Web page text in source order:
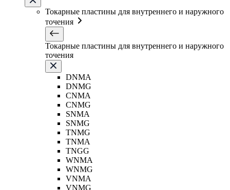
Токарные пластины для внутреннего и наружного
точения
Токарные пластины для внутреннего и наружного
точения
DNMA
DNMG
CNMA
CNMG
SNMA
SNMG
TNMG
TNMA
TNGG
WNMA
WNMG
VNMA
VNMG